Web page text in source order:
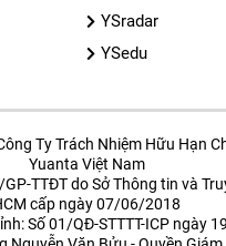
YSradar
YSedu
Ty Trách Nhiệm Hữu Hạn
Yuanta Việt Nam
TTĐT do Sở Thông tin và
cấp ngày 07/06/2018
Số 01/QĐ-STTTT-ICP ngày